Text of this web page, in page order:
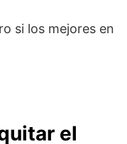
si los mejores en
el